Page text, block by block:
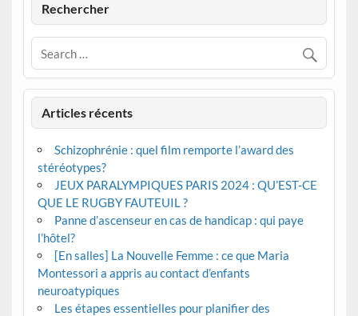
Rechercher
Articles récents
Schizophrénie : quel film remporte l’award des
stéréotypes?
JEUX PARALYMPIQUES PARIS 2024 : QU’EST-CE
QUE LE RUGBY FAUTEUIL ?
Panne d’ascenseur en cas de handicap : qui paye
l’hôtel?
[En salles] La Nouvelle Femme : ce que Maria
Montessori a appris au contact d’enfants
neuroatypiques
Les étapes essentielles pour planifier des